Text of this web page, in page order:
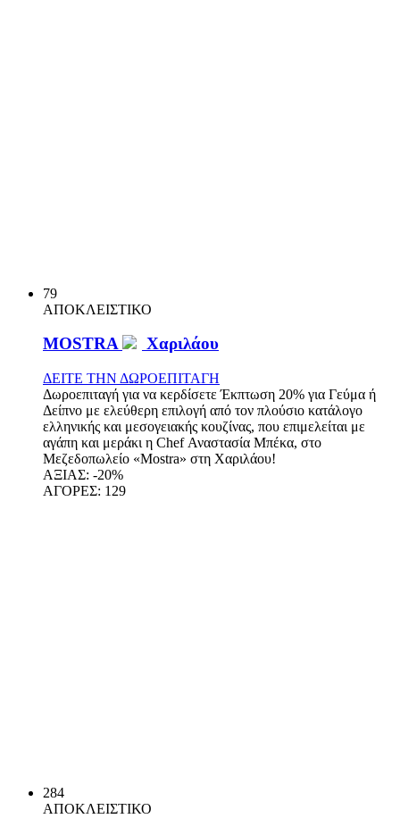
79
ΑΠΟΚΛΕΙΣΤΙΚΟ
MOSTRA Χαριλάου
ΔΕΙΤΕ ΤΗΝ ΔΩΡΟΕΠΙΤΑΓΗ
Δωροεπιταγή για να κερδίσετε Έκπτωση 20% για Γεύμα ή
Δείπνο με ελεύθερη επιλογή από τον πλούσιο κατάλογο
ελληνικής και μεσογειακής κουζίνας, που επιμελείται με
αγάπη και μεράκι η Chef Αναστασία Μπέκα, στο
Μεζεδοπωλείο «Mostra» στη Χαριλάου!
ΑΞΙΑΣ: -20%
ΑΓΟΡΕΣ: 129
284
ΑΠΟΚΛΕΙΣΤΙΚΟ